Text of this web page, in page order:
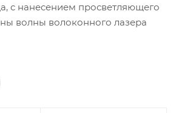
с нанесением просветляющего
волны волоконного лазера